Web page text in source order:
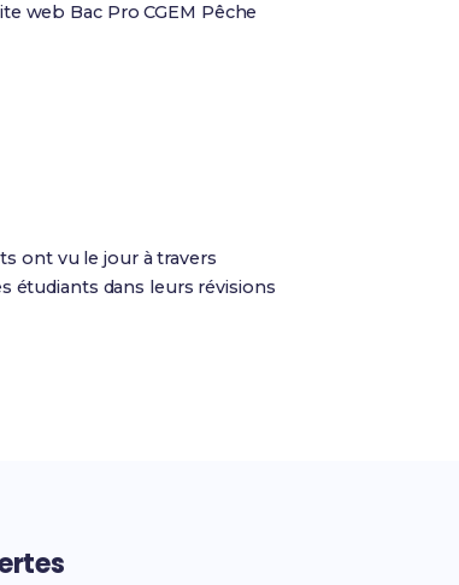
web Bac Pro CGEM Pêche
ont vu le jour à travers
étudiants dans leurs révisions